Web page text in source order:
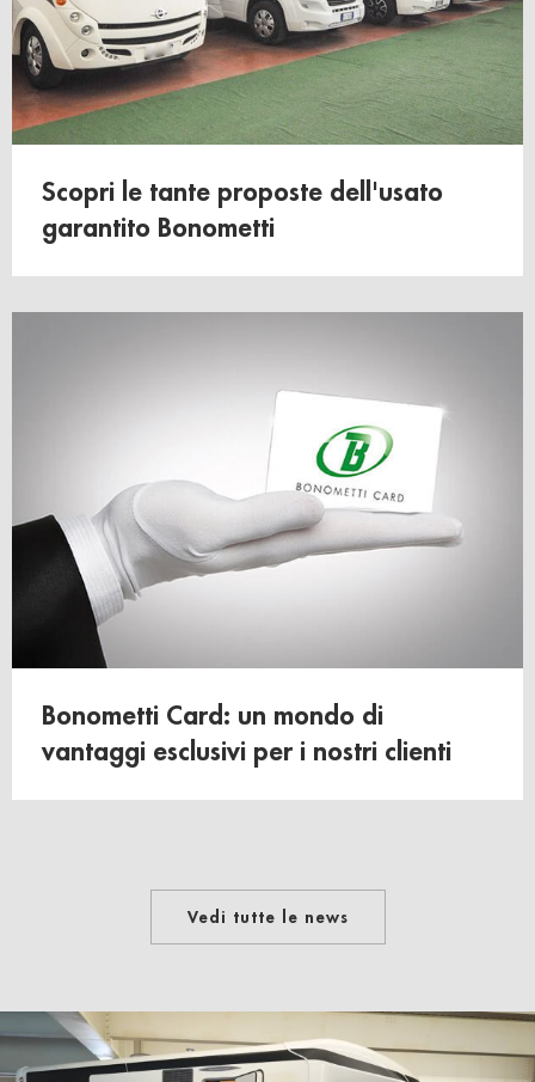
Scopri le tante proposte dell'usato
garantito Bonometti
Bonometti Card: un mondo di
vantaggi esclusivi per i nostri clienti
Vedi tutte le news